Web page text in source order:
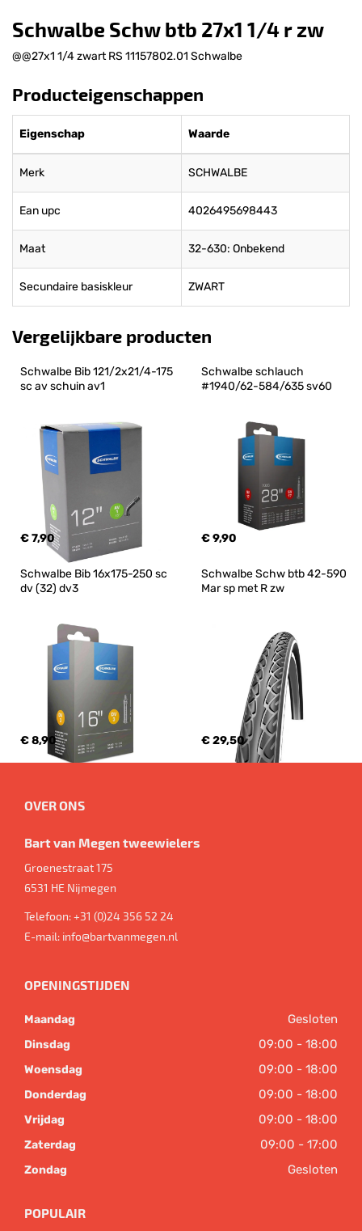
Schwalbe Schw btb 27x1 1/4 r zw
@@27x1 1/4 zwart RS 11157802.01 Schwalbe
Producteigenschappen
Eigenschap Waarde
Merk SCHWALBE
Ean upc 4026495698443
Maat 32-630: Onbekend
Secundaire basiskleur ZWART
Vergelijkbare producten
Schwalbe Bib 121/2x21/4-175
sc av schuin av1
€ 7,90
Schwalbe schlauch
#1940/62-584/635 sv60
€ 9,90
Schwalbe Bib 16x175-250 sc
dv (32) dv3
€ 8,90
Schwalbe Schw btb 42-590
Mar sp met R zw
€ 29,50
OVER ONS
Bart van Megen tweewielers
Groenestraat 175
6531 HE Nijmegen
Telefoon:+31 (0)24 356 52 24
E-mail: info@bartvanmegen.nl
OPENINGSTIJDEN
Maandag Gesloten
Dinsdag 09:00 - 18:00
Woensdag 09:00 - 18:00
Donderdag 09:00 - 18:00
Vrijdag 09:00 - 18:00
Zaterdag 09:00 - 17:00
Zondag Gesloten
POPULAIR